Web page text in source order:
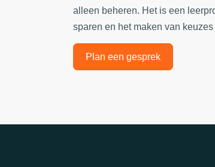
alleen beheren. Het is een
sparen en het maken van
Plan een gesprek